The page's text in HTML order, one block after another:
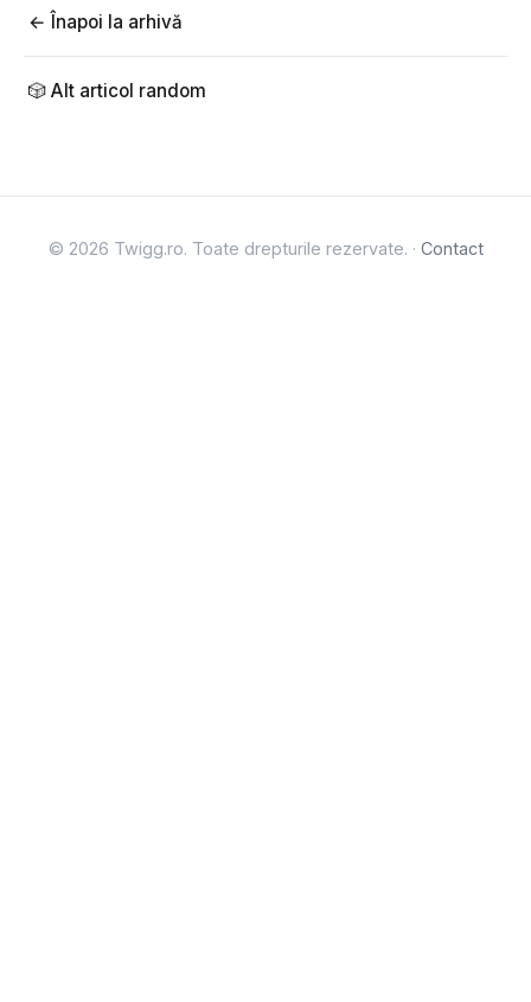
← Înapoi la arhivă
🎲 Alt articol random
© 2026 Twigg.ro. Toate drepturile rezervate. · Contact